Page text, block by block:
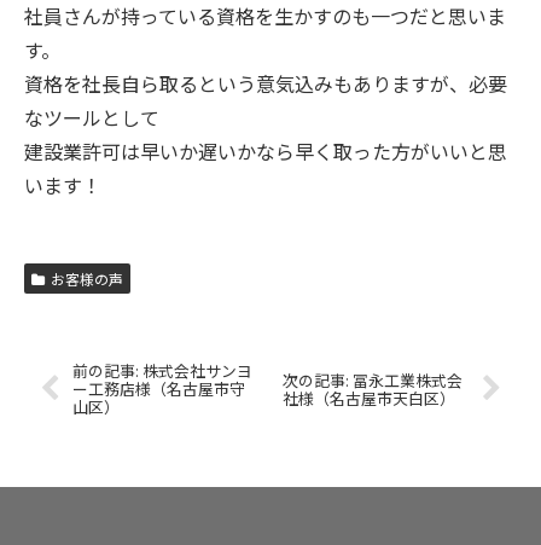
社員さんが持っている資格を生かすのも一つだと思いま
す。
資格を社長自ら取るという意気込みもありますが、必要
なツールとして
建設業許可は早いか遅いかなら早く取った方がいいと思
います！
お客様の声
株式会社サンヨ
ー工務店様（名古屋市守
山区）
冨永工業株式会
社様（名古屋市天白区）